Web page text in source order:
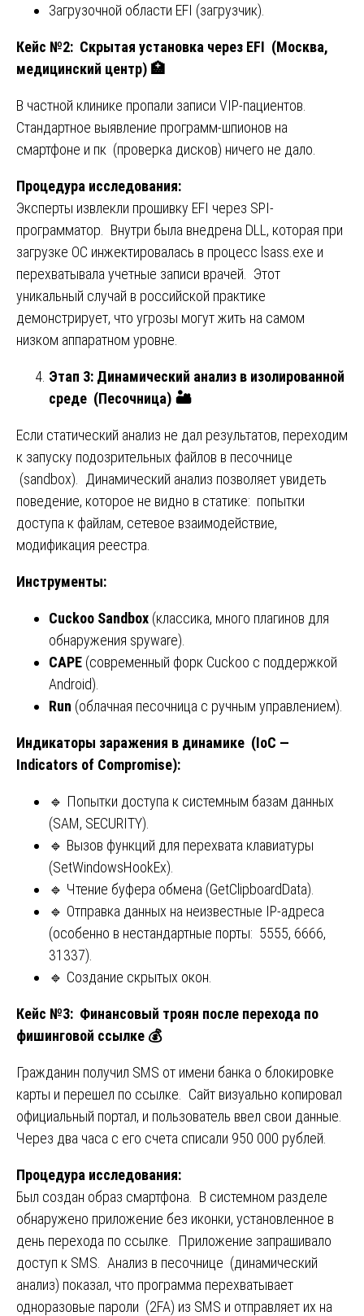
Загрузочной области EFI (загрузчик).
Кейс №2: Скрытая установка через EFI (Москва,
медицинский центр) 🏥
В частной клинике пропали записи VIP-пациентов.
Стандартное выявление программ-шпионов на
смартфоне и пк (проверка дисков) ничего не дало.
Процедура исследования:
Эксперты извлекли прошивку EFI через SPI-
программатор. Внутри была внедрена DLL, которая при
загрузке ОС инжектировалась в процесс lsass.exe и
перехватывала учетные записи врачей. Этот
уникальный случай в российской практике
демонстрирует, что угрозы могут жить на самом
низком аппаратном уровне.
Этап 3: Динамический анализ в изолированной
среде (Песочница) 🏜️
Если статический анализ не дал результатов, переходим
к запуску подозрительных файлов в песочнице
(sandbox). Динамический анализ позволяет увидеть
поведение, которое не видно в статике: попытки
доступа к файлам, сетевое взаимодействие,
модификация реестра.
Инструменты:
Cuckoo Sandbox (классика, много плагинов для
обнаружения spyware).
CAPE (современный форк Cuckoo с поддержкой
Android).
Run (облачная песочница с ручным управлением).
Индикаторы заражения в динамике (IoC —
Indicators of Compromise):
🔹 Попытки доступа к системным базам данных
(SAM, SECURITY).
🔹 Вызов функций для перехвата клавиатуры
(SetWindowsHookEx).
🔹 Чтение буфера обмена (GetClipboardData).
🔹 Отправка данных на неизвестные IP-адреса
(особенно в нестандартные порты: 5555, 6666,
31337).
🔹 Создание скрытых окон.
Кейс №3: Финансовый троян после перехода по
фишинговой ссылке 💰
Гражданин получил SMS от имени банка о блокировке
карты и перешел по ссылке. Сайт визуально копировал
официальный портал, и пользователь ввел свои данные.
Через два часа с его счета списали 950 000 рублей.
Процедура исследования:
Был создан образ смартфона. В системном разделе
обнаружено приложение без иконки, установленное в
день перехода по ссылке. Приложение запрашивало
доступ к SMS. Анализ в песочнице (динамический
анализ) показал, что программа перехватывает
одноразовые пароли (2FA) из SMS и отправляет их на